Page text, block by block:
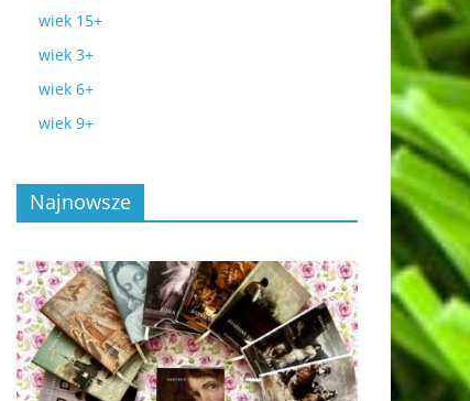
wiek 15+
wiek 3+
wiek 6+
wiek 9+
Najnowsze